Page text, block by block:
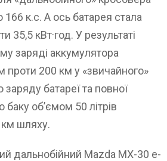
166 к.с. А ось батарея стала
кВт·год. У результаті
заряді аккумулятора
проти 200 км у «звичайного»
батареї та повної
об’ємом 50 літрів
шляху.
дальнобійний Mazda MX-30 e-